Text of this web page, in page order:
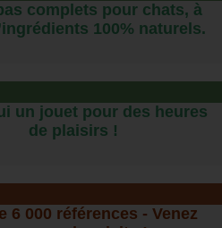
complets pour chats, à
100% naturels.
un jouet pour des heures
de plaisirs !
6 000 références - Venez